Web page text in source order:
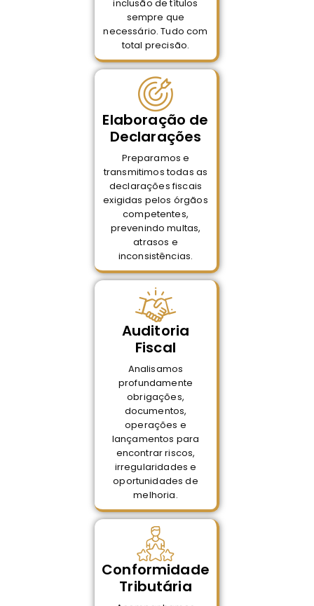
inclusão de títulos
sempre que
necessário. Tudo com
total precisão.
Elaboração de
Declarações
Preparamos e
transmitimos todas as
declarações fiscais
exigidas pelos órgãos
competentes,
prevenindo multas,
atrasos e
inconsistências.
Auditoria
Fiscal
Analisamos
profundamente
obrigações,
documentos,
operações e
lançamentos para
encontrar riscos,
irregularidades e
oportunidades de
melhoria.
Conformidade
Tributária